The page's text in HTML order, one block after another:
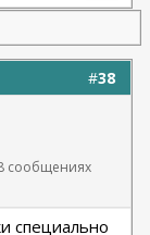
(в одну оп)
Арамян
стояли
#38
сообщениях
специально